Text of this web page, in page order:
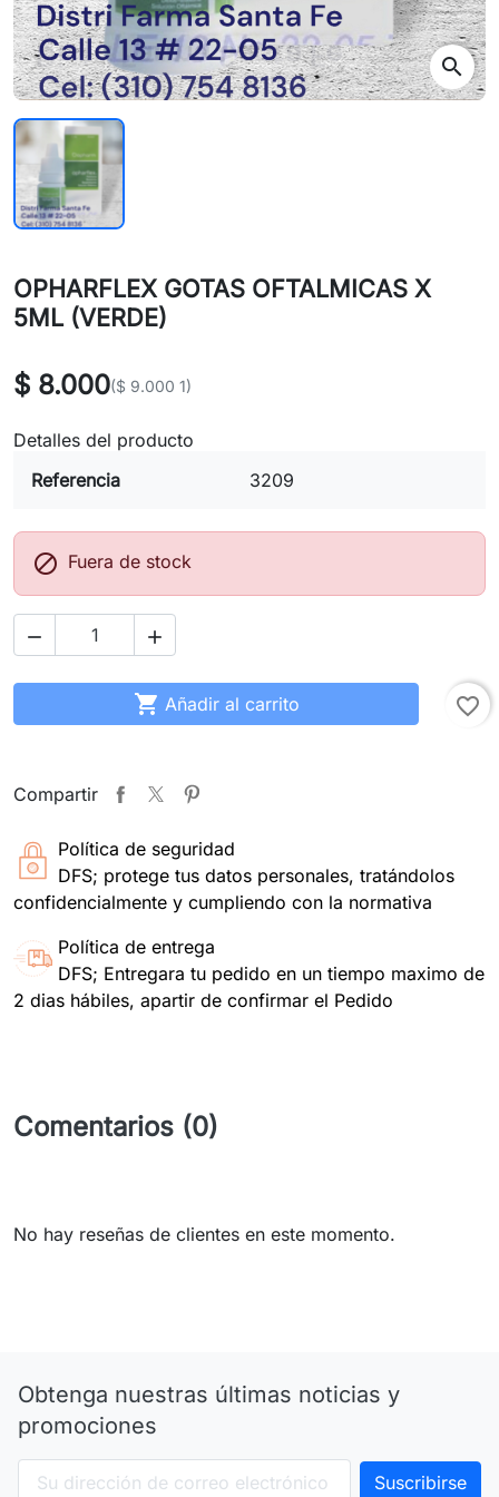
search
OPHARFLEX GOTAS OFTALMICAS X
5ML (VERDE)
$ 8.000($ 9.000 1)
Detalles del producto
Referencia
3209
 Fuera de stock
 
 Añadir al carrito favorite_border
Compartir
Política de seguridad
DFS; protege tus datos personales, tratándolos
confidencialmente y cumpliendo con la normativa
Política de entrega
DFS; Entregara tu pedido en un tiempo maximo de
2 dias hábiles, apartir de confirmar el Pedido
Comentarios (0)
No hay reseñas de clientes en este momento.
Obtenga nuestras últimas noticias y
promociones